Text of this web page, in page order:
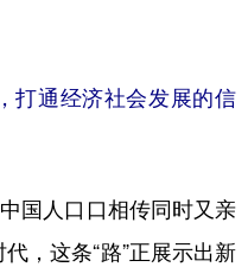
打通经济社会发展的信
国人口口相传同时又亲
，这条“路”正展示出新